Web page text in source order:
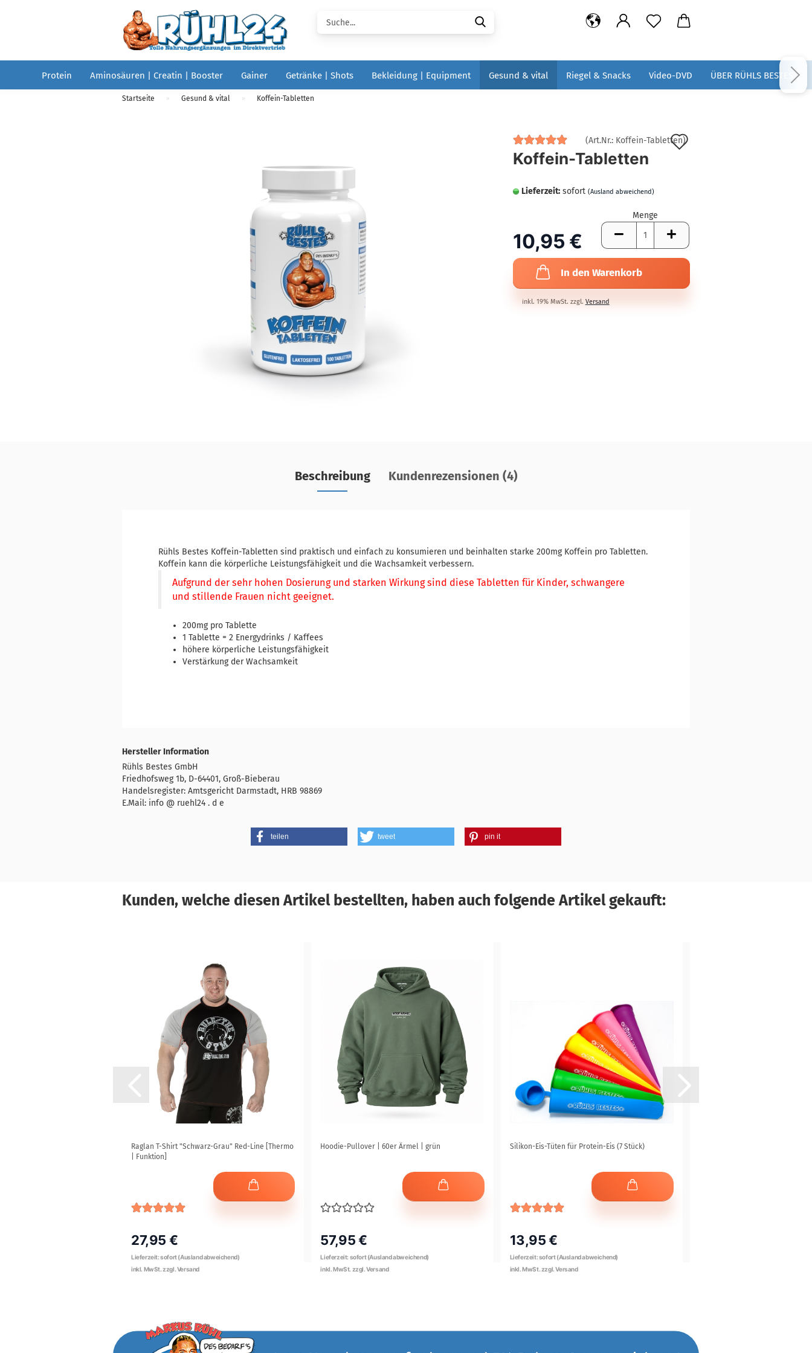
Protein Aminosäuren | Creatin | Booster Gainer Getränke | Shots Bekleidung | Equipment Gesund & vital Riegel & Snacks Video-DVD ÜBER RÜHLS BESTES
Startseite » Gesund & vital » Koffein-Tabletten
(Art.Nr.: Koffein-Tabletten)
Koffein-Tabletten
Lieferzeit: sofort (Ausland abweichend)
10,95 €
Menge
In den Warenkorb
inkl. 19% MwSt. zzgl. Versand
Beschreibung Kundenrezensionen (4)
Rühls Bestes Koffein-Tabletten sind praktisch und einfach zu konsumieren und beinhalten starke 200mg Koffein pro Tabletten.
Koffein kann die körperliche Leistungsfähigkeit und die Wachsamkeit verbessern.
Aufgrund der sehr hohen Dosierung und starken Wirkung sind diese Tabletten für Kinder, schwangere
und stillende Frauen nicht geeignet.
200mg pro Tablette
1 Tablette = 2 Energydrinks / Kaffees
höhere körperliche Leistungsfähigkeit
Verstärkung der Wachsamkeit
Hersteller Information
Rühls Bestes GmbH
Friedhofsweg 1b, D-64401, Groß-Bieberau
Handelsregister: Amtsgericht Darmstadt, HRB 98869
E.Mail: info @ ruehl24 . d e
teilen tweet pin it
Kunden, welche diesen Artikel bestellten, haben auch folgende Artikel gekauft:
Raglan T-Shirt "Schwarz-Grau" Red-Line [Thermo
| Funktion]
27,95 €
Hoodie-Pullover | 60er Ärmel | grün
57,95 €
Silikon-Eis-Tüten für Protein-Eis (7 Stück)
13,95 €